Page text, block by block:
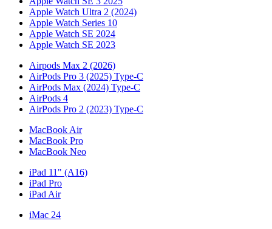
Apple Watch Ultra 2 (2024)
Apple Watch Series 10
Apple Watch SE 2024
Apple Watch SE 2023
Airpods Max 2 (2026)
AirPods Pro 3 (2025) Type-C
AirPods Max (2024) Type-C
AirPods 4
AirPods Pro 2 (2023) Type-C
MacBook Air
MacBook Pro
MacBook Neo
iPad 11" (A16)
iPad Pro
iPad Air
iMac 24